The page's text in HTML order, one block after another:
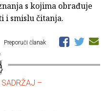
s kojima obrađuje
i smislu čitanja.
Preporuči članak
–